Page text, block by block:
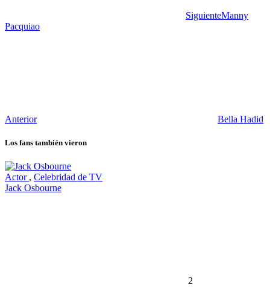
SiguienteManny
Pacquiao
Anterior Bella Hadid
Los fans también vieron
Actor , Celebridad de TV
Jack Osbourne
2